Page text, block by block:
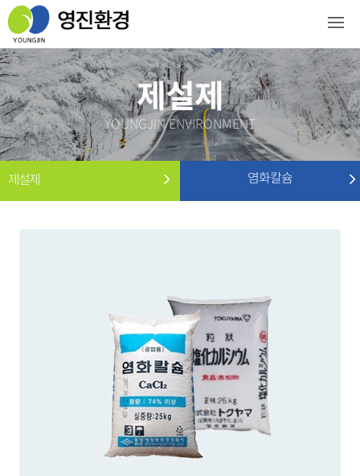
제설제
YOUNGJIN ENVIRONMENT
염화칼슘
제설제